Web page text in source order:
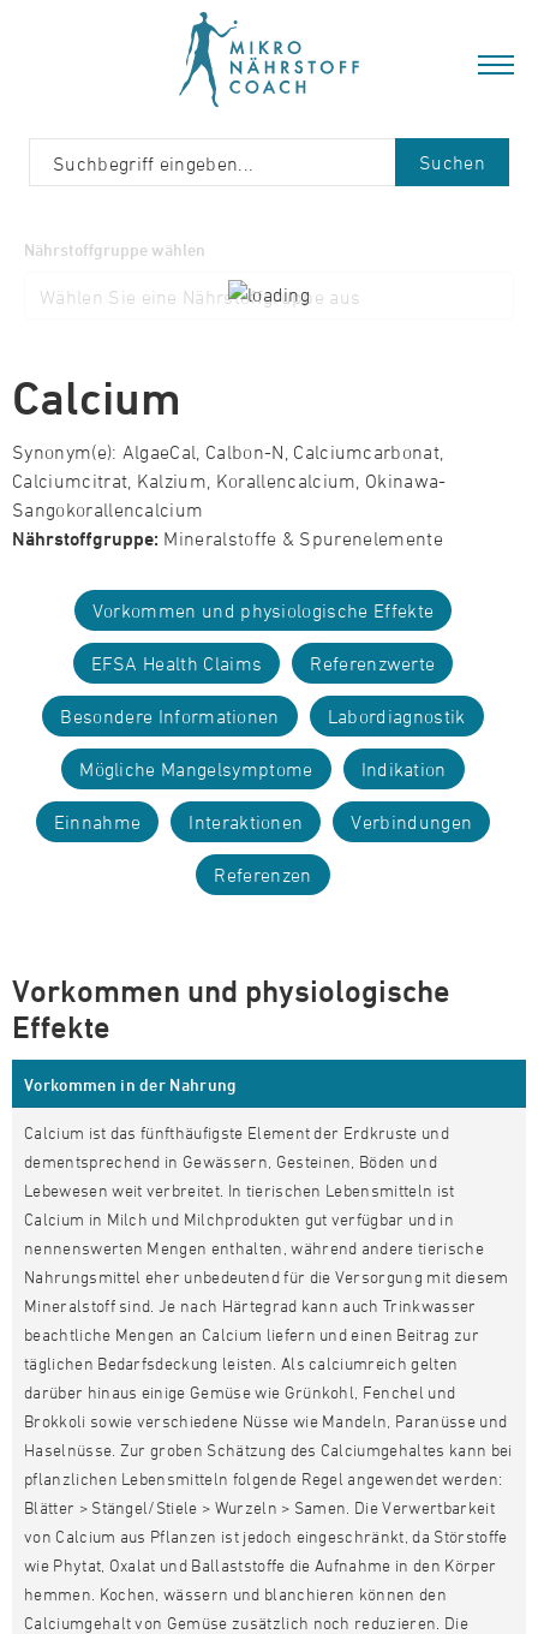
Suchen
Calcium
Synonym(e): AlgaeCal, Calbon-N, Calciumcarbonat,
Calciumcitrat, Kalzium, Korallencalcium, Okinawa-
Sangokorallencalcium
Nährstoffgruppe: Mineralstoffe & Spurenelemente
Vorkommen und physiologische Effekte
EFSA Health Claims Referenzwerte
Besondere Informationen Labordiagnostik
Mögliche Mangelsymptome Indikation
Einnahme Interaktionen Verbindungen
Referenzen
Vorkommen und physiologische
Effekte
Vorkommen in der Nahrung
Calcium ist das fünfthäufigste Element der Erdkruste und
dementsprechend in Gewässern, Gesteinen, Böden und
Lebewesen weit verbreitet. In tierischen Lebensmitteln ist
Calcium in Milch und Milchprodukten gut verfügbar und in
nennenswerten Mengen enthalten, während andere tierische
Nahrungsmittel eher unbedeutend für die Versorgung mit diesem
Mineralstoff sind. Je nach Härtegrad kann auch Trinkwasser
beachtliche Mengen an Calcium liefern und einen Beitrag zur
täglichen Bedarfsdeckung leisten. Als calciumreich gelten
darüber hinaus einige Gemüse wie Grünkohl, Fenchel und
Brokkoli sowie verschiedene Nüsse wie Mandeln, Paranüsse und
Haselnüsse. Zur groben Schätzung des Calciumgehaltes kann bei
pflanzlichen Lebensmitteln folgende Regel angewendet werden:
Blätter > Stängel/Stiele > Wurzeln > Samen. Die Verwertbarkeit
von Calcium aus Pflanzen ist jedoch eingeschränkt, da Störstoffe
wie Phytat, Oxalat und Ballaststoffe die Aufnahme in den Körper
hemmen. Kochen, wässern und blanchieren können den
Calciumgehalt von Gemüse zusätzlich noch reduzieren. Die
Nährstoffgruppe wählen